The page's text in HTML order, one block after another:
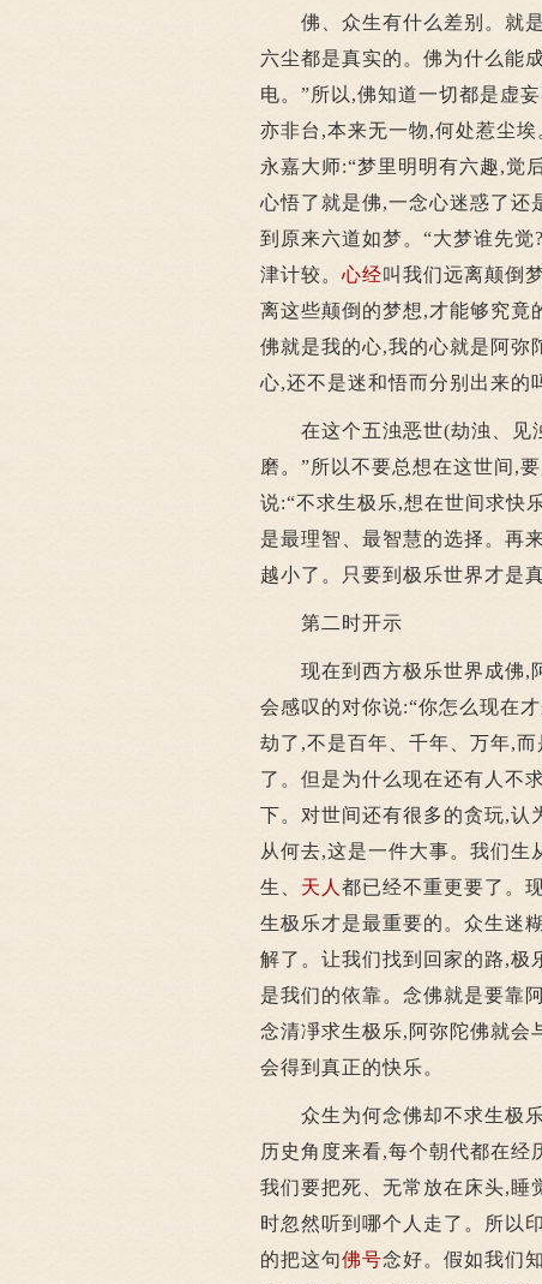
佛、众生有什么差别。就是
六尘都是真实的。佛为什么能
电。”所以,佛知道一切都是虚
亦非台,本来无一物,何处惹尘
永嘉大师:“梦里明明有六趣,觉
心悟了就是佛,一念心迷惑了还
到原来六道如梦。“大梦谁先
津计较。 心经叫我们远离颠倒
离这些颠倒的梦想,才能够究竟
佛就是我的心,我的心就是阿弥
心,还不是迷和悟而分别出来的
在这个五浊恶世(劫浊、见浊
磨。”所以不要总想在这世间,
说:“不求生极乐,想在世间求快
是最理智、最智慧的选择。再
越小了。只要到极乐世界才是
第二时开示
现在到西方极乐世界成佛,阿
会感叹的对你说:“你怎么现在
劫了,不是百年、千年、万年,
了。但是为什么现在还有人不
下。对世间还有很多的贪玩,认
从何去,这是一件大事。我们生
生、 天人 都已经不重更要了。
生极乐才是最重要的。众生迷
解了。让我们找到回家的路,极
是我们的依靠。念佛就是要靠
念清凈求生极乐,阿弥陀佛就会
会得到真正的快乐。
众生为何念佛却不求生极乐
历史角度来看,每个朝代都在经
我们要把死、无常放在床头,睡
时忽然听到哪个人走了。所以
的把这句佛号念好。假如我们